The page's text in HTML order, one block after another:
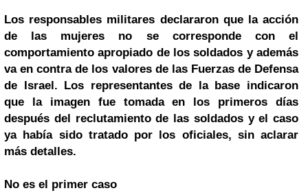
Los responsables militares declararon que la acción
de las mujeres no se corresponde con el
comportamiento apropiado de los soldados y además
va en contra de los valores de las Fuerzas de Defensa
de Israel. Los representantes de la base indicaron
que la imagen fue tomada en los primeros días
después del reclutamiento de las soldados y el caso
ya había sido tratado por los oficiales, sin aclarar
más detalles.
No es el primer caso